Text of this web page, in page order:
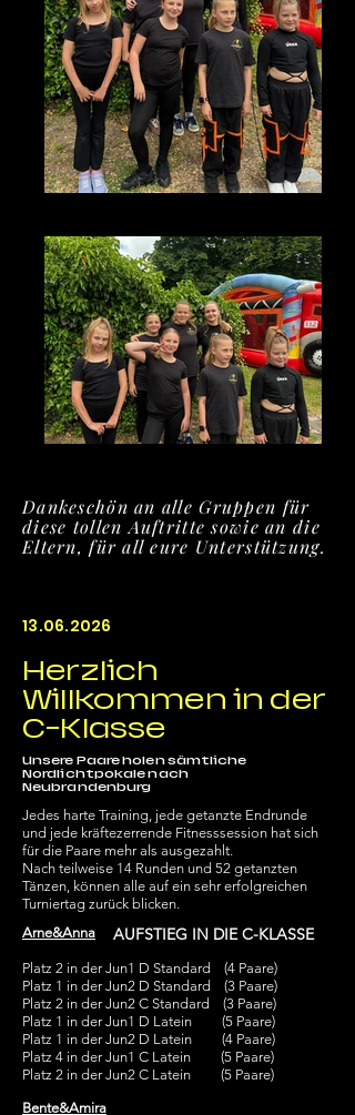
Dankeschön an alle Gruppen für
diese tollen Auftritte sowie an die
Eltern, für all eure Unterstützung.
13.06.2026
Herzlich
Willkommen in der
C-Klasse
Unsere Paare holen sämtliche
Nordlichtpokale nach
Neubrandenburg
Jedes harte Training, jede getanzte Endrunde
und jede kräftezerrende Fitnesssession hat sich
für die Paare mehr als ausgezahlt.
Nach teilweise 14 Runden und 52 getanzten
Tänzen, können alle auf ein sehr erfolgreichen
Turniertag zurück blicken.
Arne&Anna
Platz 2 in der Jun1 D Standard (4 Paare)
Platz 1 in der Jun2 D Standard (3 Paare)
Platz 2 in der Jun2 C Standard (3 Paare)
Platz 1 in der Jun1 D Latein (5 Paare)
Platz 1 in der Jun2 D Latein (4 Paare)
Platz 4 in der Jun1 C Latein (5 Paare)
Platz 2 in der Jun2 C Latein (5 Paare)
AUFSTIEG IN DIE C-KLASSE
Bente&Amira